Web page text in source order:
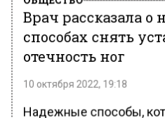
Врач рассказала о
способах снять
отечность ног
10 октября 2022, 19:18
Надежные способы,